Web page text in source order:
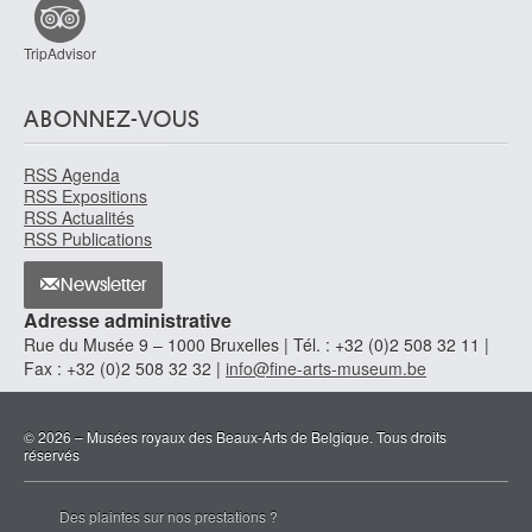
TripAdvisor
ABONNEZ-VOUS
RSS Agenda
RSS Expositions
RSS Actualités
RSS Publications
Newsletter
Adresse administrative
Rue du Musée 9 – 1000 Bruxelles | Tél. : +32 (0)2 508 32 11 |
Fax : +32 (0)2 508 32 32 | info@fine-arts-museum.be
© 2026 – Musées royaux des Beaux-Arts de Belgique. Tous droits
réservés
Des plaintes sur nos prestations ?